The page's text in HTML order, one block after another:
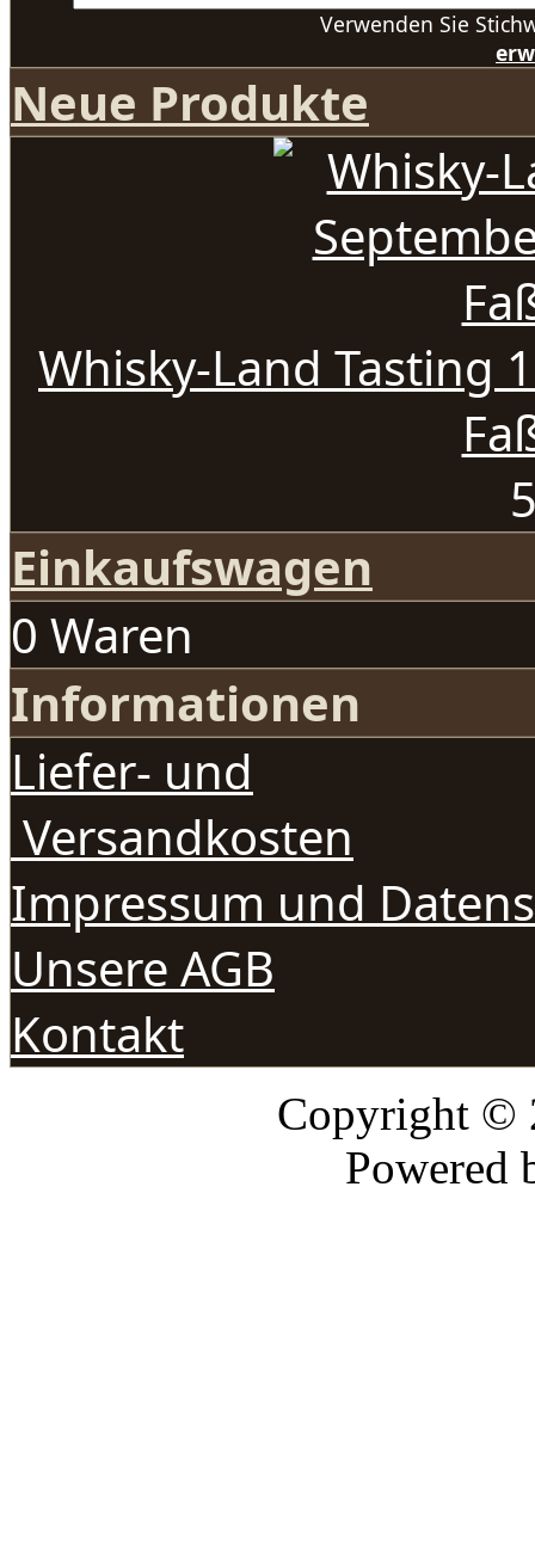
Verwenden Sie
Neue Produkte
Whisky-Land Tasting
Einkaufswagen
0 Waren
Informationen
Liefer- und
Versandkosten
Impressum und
Unsere AGB
Kontakt
Copyright ©
Powered